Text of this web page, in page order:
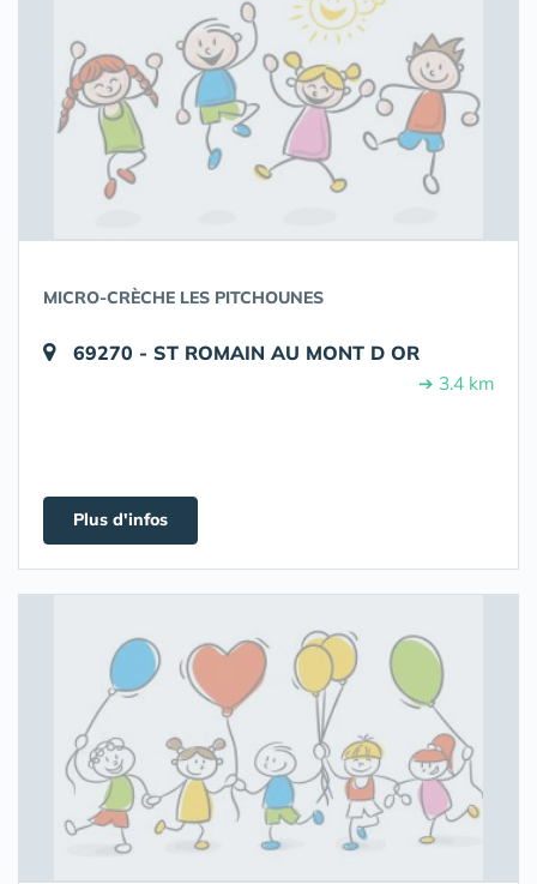
MICRO-CRÈCHE LES PITCHOUNES
69270 - ST ROMAIN AU MONT D OR
➔ 3.4 km
Plus d'infos